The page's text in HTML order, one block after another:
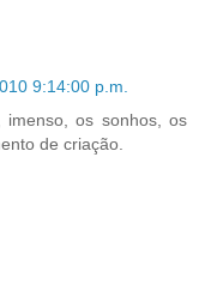
9:14:00 p.m.
os sonhos, os
de criação.